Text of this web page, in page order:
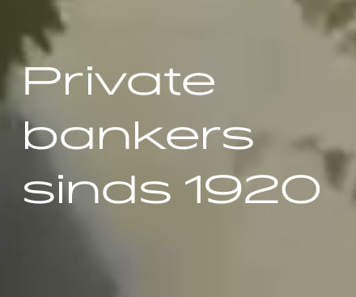
Private
bankers
sinds 1920